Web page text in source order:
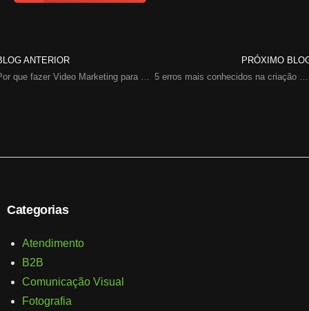
ANTERIOR
Por que fazer Video Marketing para a sua empresa?
PRÓXIMO
5 erros mais conhecidos na criação de vídeos
Categorias
Atendimento
B2B
Comunicação Visual
Fotografia